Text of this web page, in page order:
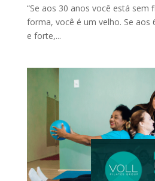
“Se aos 30 anos você está sem
forma, você é um velho. Se aos
e forte,...